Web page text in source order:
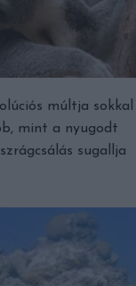
múltja sokkal
mint a nyugodt
sugallja